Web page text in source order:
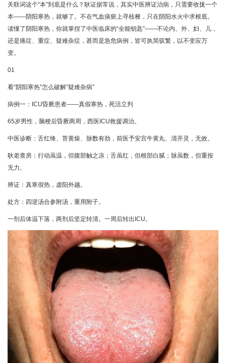
关联词这个“本”到底是什么？耿证据常说，其实中医辨证治病，只需要收拢一个
本——阴阳寒热，就够了。不在气血痰瘀上寻枝桠，只在阴阳水火中求根底。
读懂了阴阳寒热，你就掌捏了中医临床的“全能钥匙”——不论内、外、妇、儿，
还是痛症、重症、疑难杂症，甚而是急危病例，皆可执简驭繁，以不变应万
变。
01
看“阴阳寒热”怎么破解“疑难杂病”
病例一：ICU昏厥患者——真假寒热，死活立判
65岁男性，脑梗后昏厥两周，西医ICU救援调治。
中医诊断：舌红绛、苔黄燥、脉数有劲，前医予安宫牛黄丸、清开灵，无效。
耿老查房：行动虽温，但腹部触之凉；舌虽红，但根部白腻；脉虽数，但重按
无力。
辨证：真寒假热，虚阳外越。
处方：四逆汤合参附汤，重用附子。
一剂后体温下落，两剂后坚定转清。一周后转出ICU。